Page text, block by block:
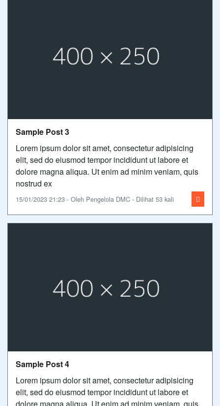
Sample Post 3
Lorem ipsum dolor sit amet, consectetur adipisicing
elit, sed do eiusmod tempor incididunt ut labore et
dolore magna aliqua. Ut enim ad minim veniam, quis
nostrud ex
15/01/2023 21:23 - Oleh Pengelola DMC - Dilihat 53 kali
Sample Post 4
Lorem ipsum dolor sit amet, consectetur adipisicing
elit, sed do eiusmod tempor incididunt ut labore et